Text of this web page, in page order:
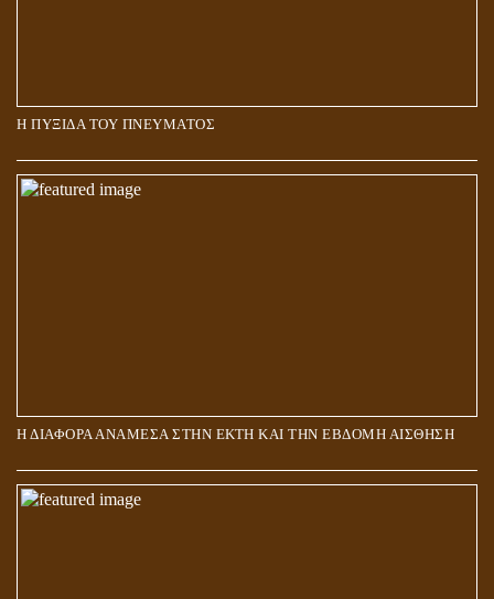
Η ΠΥΞΙΔΑ ΤΟΥ ΠΝΕΥΜΑΤΟΣ
Η ΔΙΑΦΟΡΑ ΑΝΑΜΕΣΑ ΣΤΗΝ ΕΚΤΗ ΚΑΙ ΤΗΝ ΕΒΔΟΜΗ ΑΙΣΘΗΣΗ